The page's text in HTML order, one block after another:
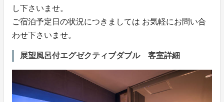
し下さいませ。
ご宿泊予定日の状況につきましては お気軽にお問い合
わせ下さいませ。
展望風呂付エグゼクティブダブル 客室詳細